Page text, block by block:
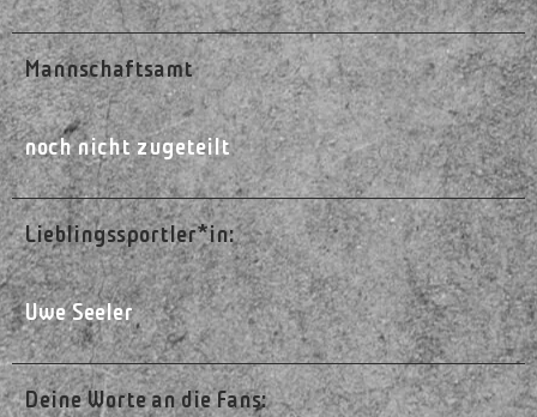
Mannschaftsamt
noch nicht zugeteilt
Lieblingssportler*in:
Uwe Seeler
Deine Worte an die Fans: